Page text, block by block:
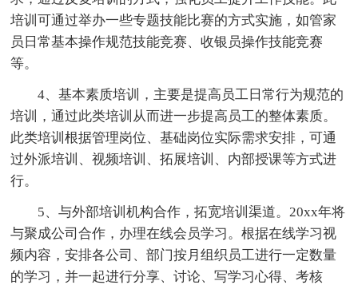
培训可通过举办一些专题技能比赛的方式实施，如管家
员日常基本操作规范技能竞赛、收银员操作技能竞赛
等。
4、基本素质培训，主要是提高员工日常行为规范的
培训，通过此类培训从而进一步提高员工的整体素质。
此类培训根据管理岗位、基础岗位实际需求安排，可通
过外派培训、视频培训、拓展培训、内部授课等方式进
行。
5、与外部培训机构合作，拓宽培训渠道。20xx年将
与聚成公司合作，办理在线会员学习。根据在线学习视
频内容，安排各公司、部门按月组织员工进行一定数量
的学习，并一起进行分享、讨论、写学习心得、考核